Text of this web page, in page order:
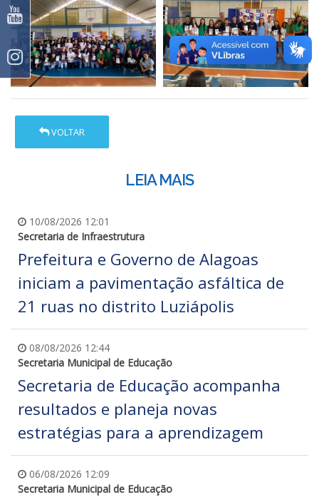
VOLTAR
LEIA MAIS
10/08/2026 12:01
Secretaria de Infraestrutura
Prefeitura e Governo de Alagoas
iniciam a pavimentação asfáltica de
21 ruas no distrito Luziápolis
08/08/2026 12:44
Secretaria Municipal de Educação
Secretaria de Educação acompanha
resultados e planeja novas
estratégias para a aprendizagem
06/08/2026 12:09
Secretaria Municipal de Educação